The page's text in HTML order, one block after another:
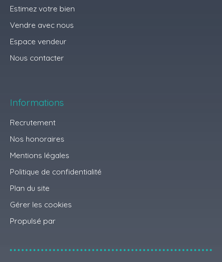
Estimez votre bien
Vendre avec nous
Espace vendeur
Nous contacter
Informations
Recrutement
Nos honoraires
Mentions légales
Politique de confidentialité
Plan du site
Gérer les cookies
Propulsé par